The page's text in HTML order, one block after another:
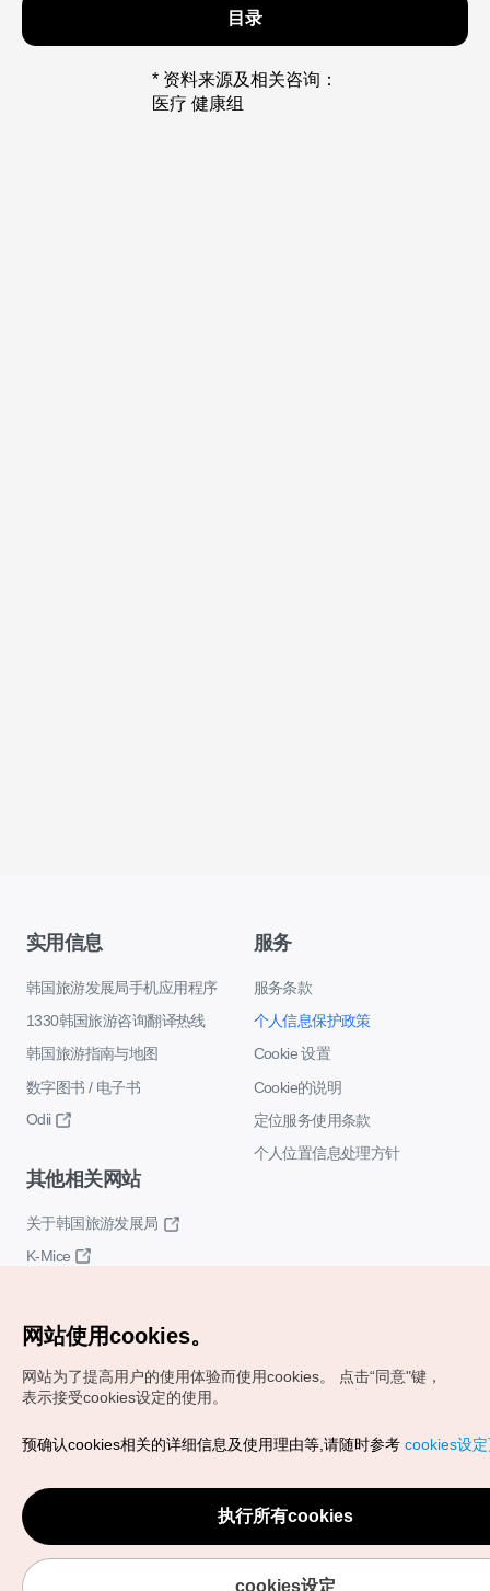
目录
* 资料来源及相关咨询：
医疗 健康组
实用信息
韩国旅游发展局手机应用程序
1330韩国旅游咨询翻译热线
韩国旅游指南与地图
数字图书 / 电子书
Odii
服务
服务条款
个人信息保护政策
Cookie 设置
Cookie的说明
定位服务使用条款
个人位置信息处理方针
其他相关网站
关于韩国旅游发展局
K-Mice
Copyrights (c) 韩国旅游发展局版权所有
VISITKOREA官方邮箱
chnsim@knto.or.kr
网站使用cookies。
网站为了提高用户的使用体验而使用cookies。
点击“同意"键，
表示接受cookies设定的使用。
预确认cookies相关的详细信息及使用理由等,请随时参考 cookies设
执行所有cookies
cookies设定